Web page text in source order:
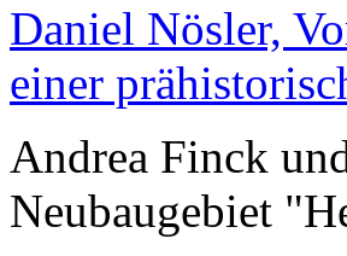
Daniel Nösler,
einer
Andrea Finck
Neubaugebiet